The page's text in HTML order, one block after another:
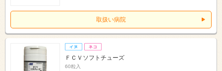
取扱い病院
ＦＣＶソフトチューズ
60粒入